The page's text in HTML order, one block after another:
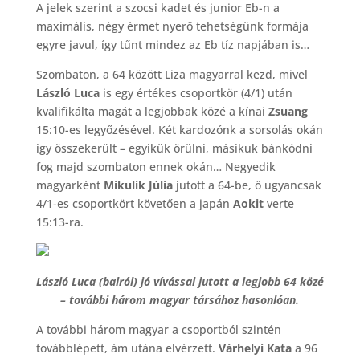
A jelek szerint a szocsi kadet és junior Eb-n a
maximális, négy érmet nyerő tehetségünk formája
egyre javul, így tűnt mindez az Eb tíz napjában is…
Szombaton, a 64 között Liza magyarral kezd, mivel
László Luca is egy értékes csoportkör (4/1) után
kvalifikálta magát a legjobbak közé a kínai Zsuang
15:10-es legyőzésével. Két kardozónk a sorsolás okán
így összekerült – egyikük örülni, másikuk bánkódni
fog majd szombaton ennek okán… Negyedik
magyarként Mikulik Júliajutott a 64-be, ő ugyancsak
4/1-es csoportkört követően a japán Aokitverte
15:13-ra.
László Luca (balról) jó vívással jutott a legjobb 64 közé
– további három magyar társához hasonlóan.
A további három magyar a csoportból szintén
továbblépett, ám utána elvérzett. Várhelyi Kataa 96